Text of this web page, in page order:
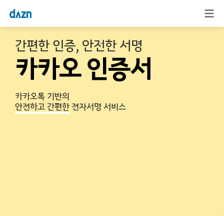
Dozn 카카오 인증서
간편한 인증, 안전한 서명
카카오 인증서
카카오톡 기반의
안전하고 간편한 전자서명 서비스